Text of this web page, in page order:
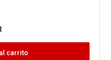
carrito